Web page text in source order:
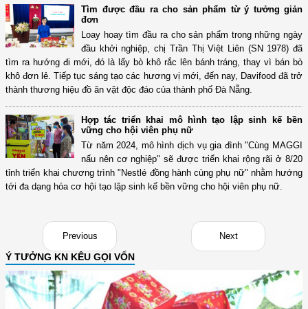
Tìm được đầu ra cho sản phẩm từ ý tưởng giản
đơn
Loay hoay tìm đầu ra cho sản phẩm trong những ngày
đầu khởi nghiệp, chị Trần Thị Việt Liên (SN 1978) đã
tìm ra hướng đi mới, đó là lấy bò khô rắc lên bánh tráng, thay vì bán bò
khô đơn lẻ. Tiếp tục sáng tạo các hương vị mới, đến nay, Davifood đã trở
thành thương hiệu đồ ăn vặt độc đáo của thành phố Đà Nẵng.
Hợp tác triển khai mô hình tạo lập sinh kế bền
vững cho hội viên phụ nữ
Từ năm 2024, mô hình dịch vụ gia đình "Cùng MAGGI
nấu nên cơ nghiệp" sẽ được triển khai rộng rãi ở 8/20
tỉnh triển khai chương trình "Nestlé đồng hành cùng phụ nữ" nhằm hướng
tới đa dạng hóa cơ hội tạo lập sinh kế bền vững cho hội viên phụ nữ.
Previous Next
Ý TƯỞNG KN KÊU GỌI VỐN